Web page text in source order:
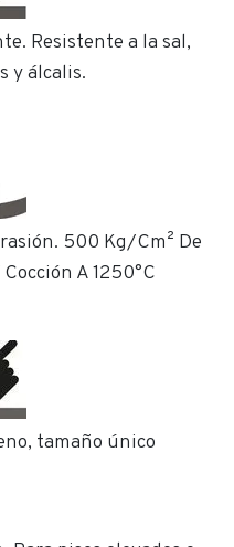
Resistente a la sal,
y álcalis.
500 Kg/Cm² De
A 1250°C
tamaño único